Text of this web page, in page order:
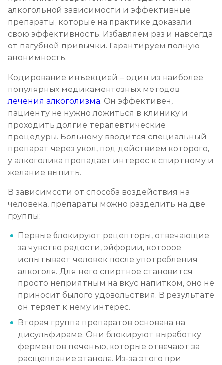
алкогольной зависимости и эффективные
препараты, которые на практике доказали
свою эффективность. Избавляем раз и навсегда
от пагубной привычки. Гарантируем полную
анонимность.
Кодирование инъекцией – один из наиболее
популярных медикаментозных методов
лечения алкоголизма. Он эффективен,
пациенту не нужно ложиться в клинику и
проходить долгие терапевтические
процедуры. Больному вводится специальный
препарат через укол, под действием которого,
у алкоголика пропадает интерес к спиртному и
желание выпить.
В зависимости от способа воздействия на
человека, препараты можно разделить на две
группы:
Первые блокируют рецепторы, отвечающие
за чувство радости, эйфории, которое
испытывает человек после употребления
алкоголя. Для него спиртное становится
просто неприятным на вкус напитком, оно не
приносит былого удовольствия. В результате
он теряет к нему интерес.
Вторая группа препаратов основана на
дисульфираме. Они блокируют выработку
ферментов печенью, которые отвечают за
расщепление этанола. Из-за этого при